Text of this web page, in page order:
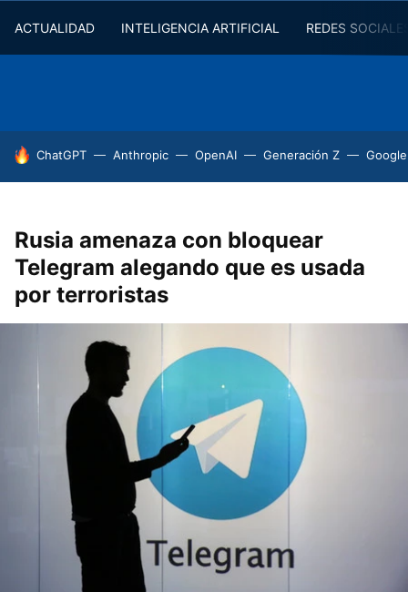
ACTUALIDAD INTELIGENCIA ARTIFICIAL REDES
HOY SE HABLA DE
ChatGPT Anthropic OpenAI Generación Z
Rusia amenaza con bloquear
Telegram alegando que es usada
por terroristas